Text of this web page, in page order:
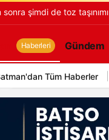
şimdi de toz taşınımı
Haberleri Gündem
Tüm Haberler